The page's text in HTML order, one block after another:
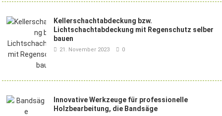
Kellerschachtabdeckung bzw.
Lichtschachtabdeckung mit Regenschutz selber
bauen
21. November 2023 0
Innovative Werkzeuge für professionelle
Holzbearbeitung, die Bandsäge